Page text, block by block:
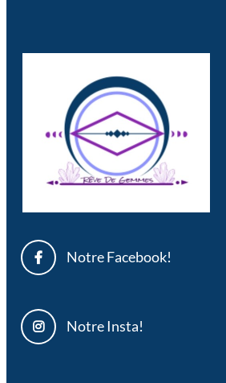
Notre Facebook!
Notre Insta!